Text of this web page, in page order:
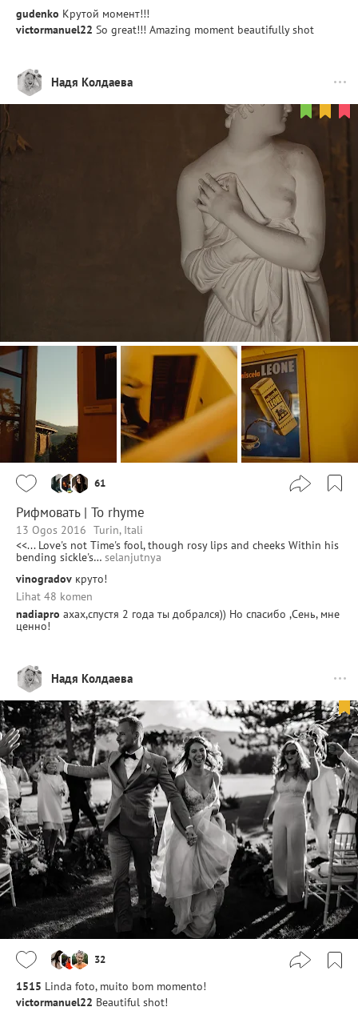
gudenko Крутой момент!!!
victormanuel22 So great!!! Amazing moment beautifully shot
Надя Колдаева
61
Рифмовать | To rhyme
13 Ogos 2016 Turin, Itali
<<... Love's not Time's fool, though rosy lips and cheeks Within his
bending sickle's… selanjutnya
vinogradov круто!
Lihat 48 komen
nadiapro ахах,спустя 2 года ты добрался)) Но спасибо ,Сень, мне
ценно!
Надя Колдаева
32
1515 Linda foto, muito bom momento!
victormanuel22 Beautiful shot!